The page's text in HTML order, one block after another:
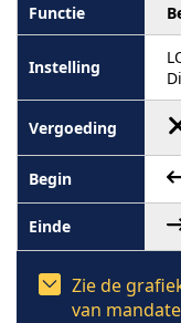
Zie de
van